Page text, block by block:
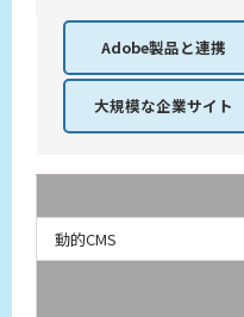
Adobe製品と連携
大規模な企業サイト
動的CMS